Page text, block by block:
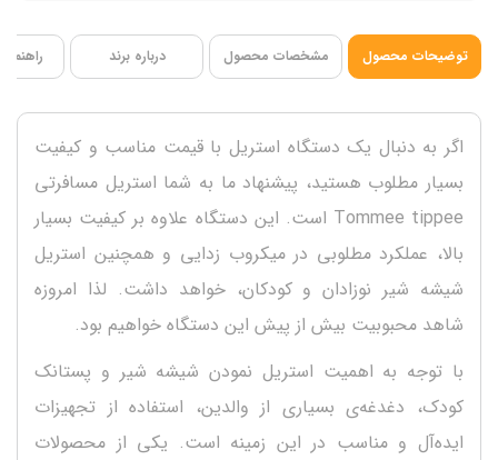
توضیحات محصول مشخصات محصول درباره برند
اگر به دنبال یک دستگاه استریل با قیمت مناسب و کیفیت
بسیار مطلوب هستید، پیشنهاد ما به شما استریل مسافرتی
Tommee tippee است. این دستگاه علاوه بر کیفیت بسیار
بالا، عملکرد مطلوبی در میکروب زدایی و همچنین استریل
شیشه شیر نوزادان و کودکان، خواهد داشت. لذا امروزه
شاهد محبوبیت بیش از پیش این دستگاه خواهیم بود.
با توجه به اهمیت استریل نمودن شیشه شیر و پستانک
کودک، دغدغه‌ی بسیاری از والدین، استفاده از تجهیزات
ایده‌آل و مناسب در این زمینه است. یکی از محصولات